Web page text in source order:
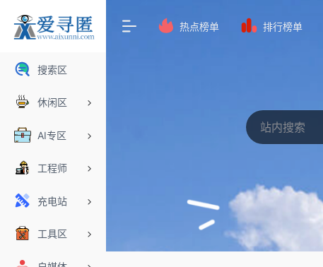
搜索区
休闲区
AI专区
工程师
充电站
工具区
热点榜单 排行榜单